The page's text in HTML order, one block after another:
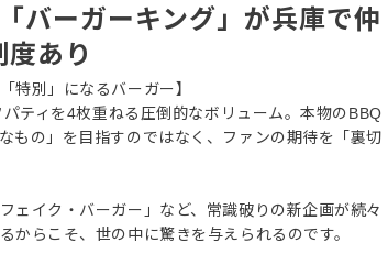
バーガーキング」が兵庫で仲
あり
特別」になるバーガー】
ティを4枚重ねる圧倒的なボリューム。本物のBBQ
もの」を目指すのではなく、ファンの期待を「裏切
ェイク・バーガー」など、常識破りの新企画が続々
らこそ、世の中に驚きを与えられるのです。